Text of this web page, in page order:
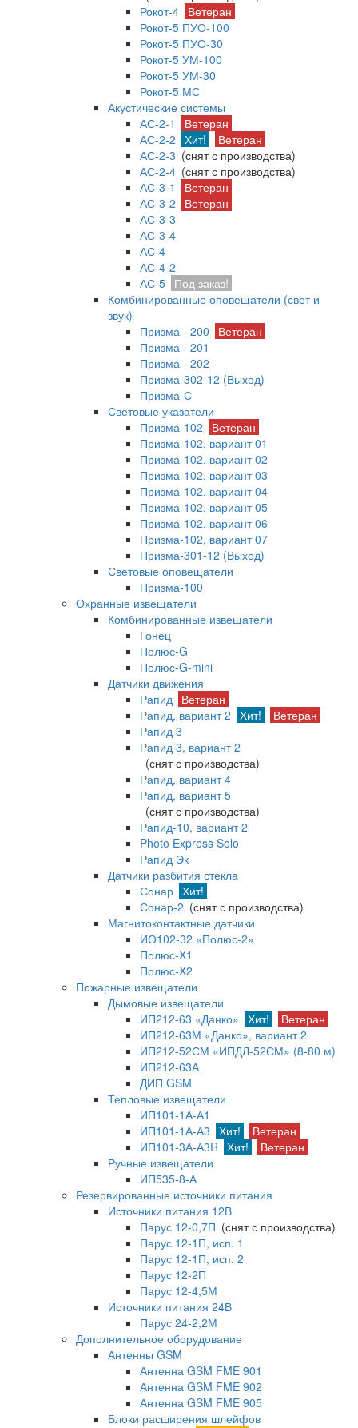
Рокот-4 Ветеран
Рокот-5 ПУО-100
Рокот-5 ПУО-30
Рокот-5 УМ-100
Рокот-5 УМ-30
Рокот-5 МС
Акустические системы
АС-2-1
Ветеран
АС-2-2 Хит!
Ветеран
АС-2-3 (снят с производства)
АС-2-4 (снят с производства)
АС-3-1
Ветеран
АС-3-2
Ветеран
АС-3-3
АС-3-4
АС-4
АС-4-2
АС-5 Под заказ!
Комбинированные оповещатели (свет и
звук)
Призма - 200
Ветеран
Призма - 201
Призма - 202
Призма-302-12 (Выход)
Призма-С
Световые указатели
Призма-102
Ветеран
Призма-102, вариант 01
Призма-102, вариант 02
Призма-102, вариант 03
Призма-102, вариант 04
Призма-102, вариант 05
Призма-102, вариант 06
Призма-102, вариант 07
Призма-301-12 (Выход)
Световые оповещатели
Призма-100
Охранные извещатели
Комбинированные извещатели
Гонец
Полюс-G
Полюс-G-mini
Датчики движения
Рапид Ветеран
Рапид, вариант 2 Хит!
Ветеран
Рапид 3
Рапид 3, вариант 2
(снят с производства)
Рапид, вариант 4
Рапид, вариант 5
(снят с производства)
Рапид-10, вариант 2
Photo Express Solo
Рапид Эк
Датчики разбития стекла
Сонар Хит!
Сонар-2 (снят с производства)
Магнитоконтактные датчики
ИО102-32 «Полюс-2»
Полюс-X1
Полюс-X2
Пожарные извещатели
Дымовые извещатели
ИП212-63 «Данко» Хит!
Ветеран
ИП212-63М «Данко», вариант 2
ИП212-52СМ «ИПДЛ-52СМ» (8-80 м)
ИП212-63А
ДИП GSM
Тепловые извещатели
ИП101-1А-А1
ИП101-1А-А3 Хит!
Ветеран
ИП101-3А-А3R Хит!
Ветеран
Ручные извещатели
ИП535-8-А
Резервированные источники питания
Источники питания 12В
Парус 12-0,7П (снят с производства)
Парус 12-1П, исп. 1
Парус 12-1П, исп. 2
Парус 12-2П
Парус 12-4,5М
Источники питания 24В
Парус 24-2,2М
Дополнительное оборудование
Антенны GSM
Антенна GSM FME 901
Антенна GSM FME 902
Антенна GSM FME 905
Блоки расширения шлейфов